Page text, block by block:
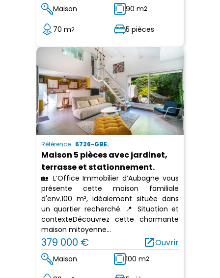
Maison 90 m2
70 m2 5 pièces
Référence : 6726-GBE.
Maison 5 pièces avec jardinet,
terrasse et stationnement.
🏡 L’Office Immobilier d’Aubagne vous
présente cette maison familiale
d'env.100 m², idéalement située dans
un quartier recherché. 📍 Situation et
contexteDécouvrez cette charmante
maison mitoyenne...
379 000 € open_in_newOuvrir
Maison 100 m2